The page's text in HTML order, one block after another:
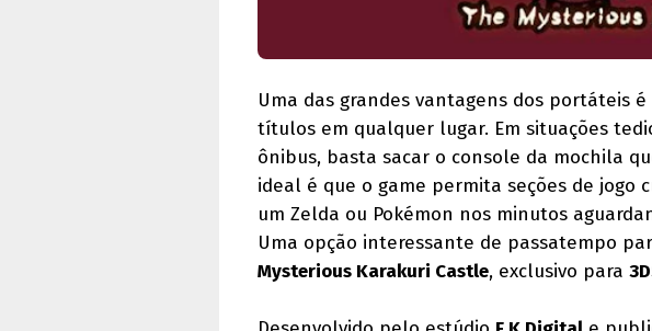
Uma das grandes vantagens dos portáteis
títulos em qualquer lugar. Em situações
ônibus, basta sacar o console da mochila
ideal é que o game permita seções de jogo
um Zelda ou Pokémon nos minutos
Uma opção interessante de passatempo
Mysterious Karakuri Castle, exclusivo para